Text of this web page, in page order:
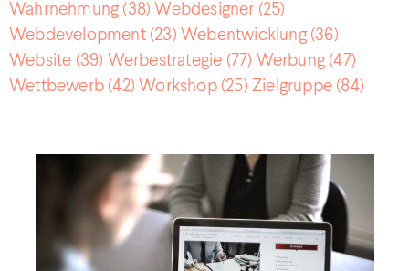
Wahrnehmung(38) Webdesigner (25)
Webdevelopment(23) Webentwicklung(36)
Website (39) Werbestrategie (77) Werbung(47)
Wettbewerb (42) Workshop(25) Zielgruppe (84)